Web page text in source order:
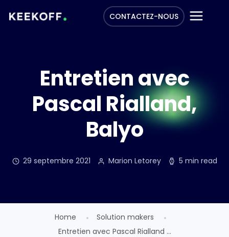
CONTACTEZ-NOUS
Entretien avec
Pascal Rialland,
Balyo
29 septembre 2021 Marion Letorey 5 min read
Home
Solution makers
Entretien avec Pascal Rialland ...